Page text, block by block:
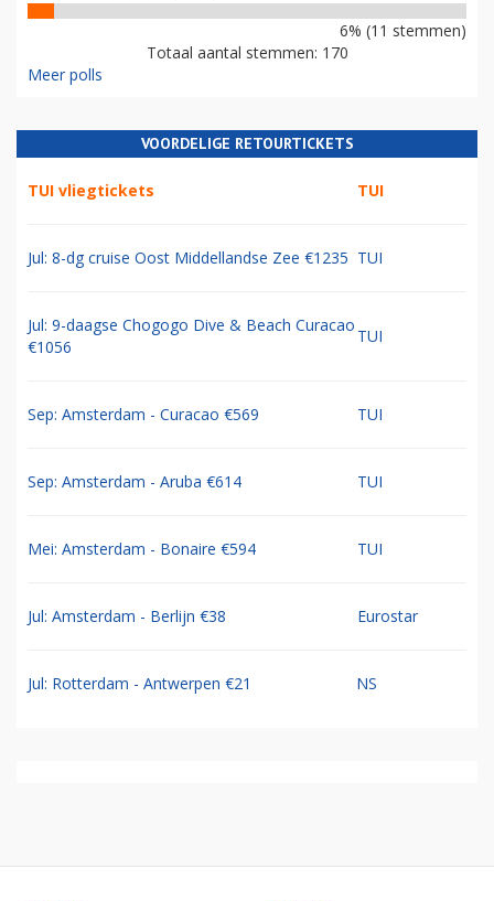
6% (11 stemmen)
Totaal aantal stemmen: 170
Meer polls
VOORDELIGE RETOURTICKETS
TUI vliegtickets TUI
Jul: 8-dg cruise Oost Middellandse Zee €1235 TUI
Jul: 9-daagse Chogogo Dive & Beach Curacao
€1056
TUI
Sep: Amsterdam - Curacao €569 TUI
Sep: Amsterdam - Aruba €614 TUI
Mei: Amsterdam - Bonaire €594 TUI
Jul: Amsterdam - Berlijn €38 Eurostar
Jul: Rotterdam - Antwerpen €21 NS